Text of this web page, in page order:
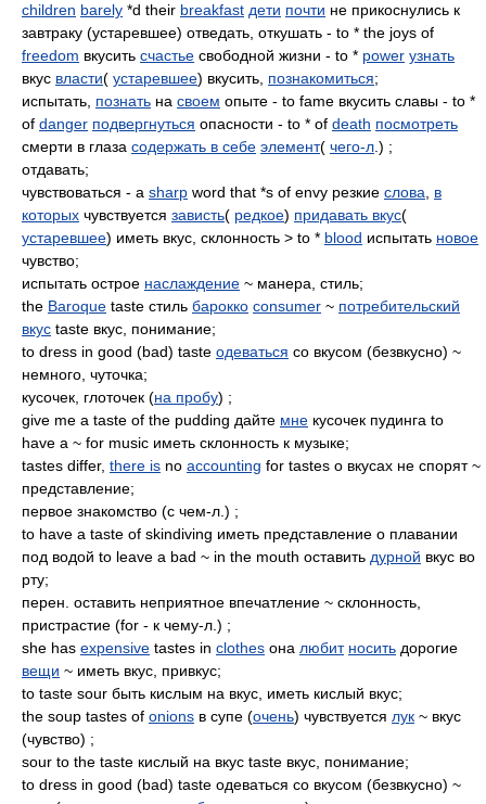
children barely *d their breakfast дети почти не прикоснулись к
завтраку (устаревшее) отведать, откушать - to * the joys of
freedom вкусить счастье свободной жизни - to * power узнать
вкус власти( устаревшее) вкусить, познакомиться;
испытать, познать на своем опыте - to fame вкусить славы - to *
of danger подвергнуться опасности - to * of death посмотреть
смерти в глаза содержать в себе элемент( чего-л .) ;
отдавать;
чувствоваться - a sharp word that *s of envy резкие слова
в
которых чувствуется зависть( редкое) придавать вкус(
устаревшее) иметь вкус, склонность > to * blood испытать новое
чувство;
испытать острое наслаждение ~ манера, стиль;
the Baroque taste стиль барокко consumer ~ потребительский
вкус taste вкус, понимание;
to dress in good (bad) taste одеваться со вкусом (безвкусно) ~
немного, чуточка;
кусочек, глоточек (на пробу) ;
give me a taste of the pudding дайте мне кусочек пудинга to
have a ~ for music иметь склонность к музыке;
tastes differ, there is no accounting for tastes о вкусах не спорят ~
представление;
первое знакомство (с чем-л.) ;
to have a taste of skindiving иметь представление о плавании
под водой to leave a bad ~ in the mouth оставить дурной вкус во
рту;
перен. оставить неприятное впечатление ~ склонность,
пристрастие (for - к чему-л.) ;
she has expensive tastes in clothes она любит носить дорогие
вещи ~ иметь вкус, привкус;
to taste sour быть кислым на вкус, иметь кислый вкус;
the soup tastes of onions в супе (очень) чувствуется лук ~ вкус
(чувство) ;
sour to the taste кислый на вкус taste вкус, понимание;
to dress in good (bad) taste одеваться со вкусом (безвкусно) ~